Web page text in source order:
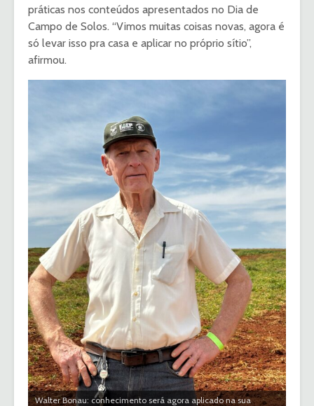
práticas nos conteúdos apresentados no Dia de
Campo de Solos. “Vimos muitas coisas novas, agora é
só levar isso pra casa e aplicar no próprio sítio”,
afirmou.
Walter Bonau: conhecimento será agora aplicado na sua